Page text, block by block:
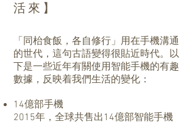
活來】
「同枱食飯，各自修行」用在手機溝通
的世代，這句古語變得很貼近時代。以
下是一些近年有關使用智能手機的有趣
數據，反映着我們生活的變化：
14億部手機
2015年，全球共售出14億部智能手機